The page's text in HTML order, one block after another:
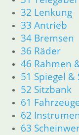
32 Lenkung
33 Antrieb
34 Bremsen
36 Räder
46 Rahmen
51 Spiegel &
52 Sitzbank
61
62
63
33 Antrieb
34 Bremsen
36 Räder
46 Rahmen &
51 Spiegel &
52 Sitzbank
61
62 Instrumente
63 Scheinwerfer